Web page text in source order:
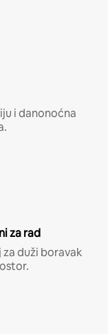
i danonoćna
za rad
duži boravak